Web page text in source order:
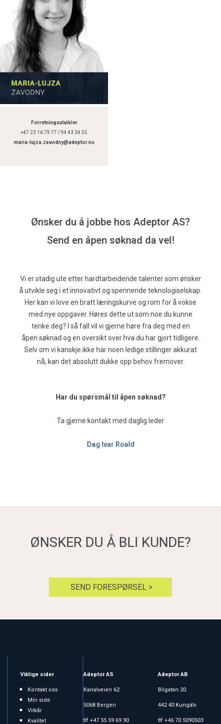
Forretningsutvikler
+47 23 16 79 77 / 94 43 34 55
maria-lujza.zavodny@adeptor.no
Ønsker du å jobbe hos Adeptor AS?
Send en åpen søknad da vel!
Vi er stadig ute etter hardtarbeidende talenter som ønsker
å utvikle seg i et innovativt og spennende teknologiselskap.
Her kan vi love en bratt læringskurve og rom for å vokse
med nye oppgaver. Høres dette ut som noe du kunne
tenke deg? I så fall vil vi gjerne høre fra deg med en
åpen søknad og en oversikt over hva du har gjort tidligere.
Selv om vi kanskje ikke har noen ledige stillinger akkurat
nå, kan det absolutt dukke opp behov fremover.
Har du spørsmål til åpen søknad?
Ta gjerne kontakt med daglig leder
Dag Ivar Roald
ØNSKER DU Å BLI KUNDE?
SEND FORESPØRSEL >
Viktige sider
Kontakt oss
Min side
Vilkår
Kvalitet
Adeptor AS
Kanalveien 62
5068 Bergen
tlf +47 55 59 69 90
Adeptor AB
Bilgatan 20
442 40 Kungälv
tlf +46 70 5090503